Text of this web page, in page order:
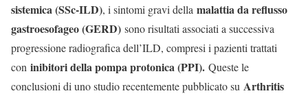
sistemica (SSc-ILD), i sintomi gravi della malattia da reflusso
gastroesofageo (GERD) sono risultati associati a successiva
progressione radiografica dell’ILD, compresi i pazienti trattati
con inibitori della pompa protonica (PPI). Queste le
conclusioni di uno studio recentemente pubblicato su Arthritis